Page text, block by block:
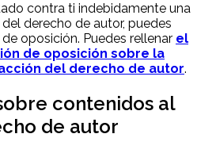
contra ti indebidamente una
derecho de autor, puedes
oposición. Puedes rellenar el
de oposición sobre la
del derecho de autor.
contenidos al
de autor